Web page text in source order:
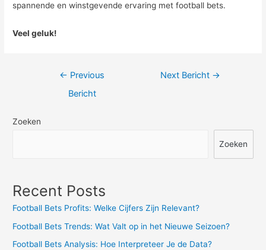
spannende en winstgevende ervaring met football bets.
Veel geluk!
Berichtnavigatie
← Previous
Bericht
Next Bericht →
Zoeken
Zoeken
Recent Posts
Football Bets Profits: Welke Cijfers Zijn Relevant?
Football Bets Trends: Wat Valt op in het Nieuwe Seizoen?
Football Bets Analysis: Hoe Interpreteer Je de Data?